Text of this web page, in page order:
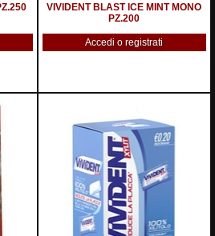
VIVIDENT BLAST ICE MINT MONO
PZ.200
Accedi o registrati